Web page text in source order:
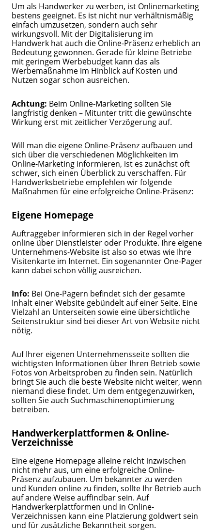
Um als Handwerker zu werben, ist Onlinemarketing
bestens geeignet. Es ist nicht nur verhältnismäßig
einfach umzusetzen, sondern auch sehr
wirkungsvoll. Mit der Digitalisierung im
Handwerk hat auch die Online-Präsenz erheblich an
Bedeutung gewonnen. Gerade für kleine Betriebe
mit geringem Werbebudget kann das als
Werbemaßnahme im Hinblick auf Kosten und
Nutzen sogar schon ausreichen.
Achtung: Beim Online-Marketing sollten Sie
langfristig denken – Mitunter tritt die gewünschte
Wirkung erst mit zeitlicher Verzögerung auf.
Will man die eigene Online-Präsenz aufbauen und
sich über die verschiedenen Möglichkeiten im
Online-Marketing informieren, ist es zunächst oft
schwer, sich einen Überblick zu verschaffen. Für
Handwerksbetriebe empfehlen wir folgende
Maßnahmen für eine erfolgreiche Online-Präsenz:
Eigene Homepage
Auftraggeber informieren sich in der Regel vorher
online über Dienstleister oder Produkte. Ihre eigene
Unternehmens-Website ist also so etwas wie Ihre
Visitenkarte im Internet. Ein sogenannter One-Pager
kann dabei schon völlig ausreichen.
Info: Bei One-Pagern befindet sich der gesamte
Inhalt einer Website gebündelt auf einer Seite. Eine
Vielzahl an Unterseiten sowie eine übersichtliche
Seitenstruktur sind bei dieser Art von Website nicht
nötig.
Auf Ihrer eigenen Unternehmensseite sollten die
wichtigsten Informationen über Ihren Betrieb sowie
Fotos von Arbeitsproben zu finden sein. Natürlich
bringt Sie auch die beste Website nicht weiter, wenn
niemand diese findet. Um dem entgegenzuwirken,
sollten Sie auch Suchmaschinenoptimierung
betreiben.
Handwerkerplattformen & Online-
Verzeichnisse
Eine eigene Homepage alleine reicht inzwischen
nicht mehr aus, um eine erfolgreiche Online-
Präsenz aufzubauen. Um bekannter zu werden
und Kunden online zu finden, sollte Ihr Betrieb auch
auf andere Weise auffindbar sein. Auf
Handwerkerplattformen und in Online-
Verzeichnissen kann eine Platzierung goldwert sein
und für zusätzliche Bekanntheit sorgen.